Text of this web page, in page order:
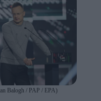
Balogh / PAP / EPA)